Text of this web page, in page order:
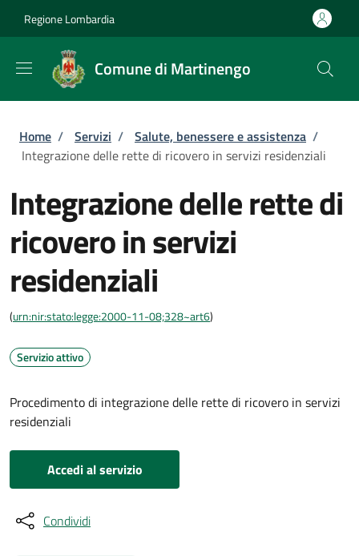
Regione Lombardia
Comune di Martinengo
Briciole di pane
Home / Servizi / Salute, benessere e assistenza /
Integrazione delle rette di ricovero in servizi residenziali
Integrazione delle rette di
ricovero in servizi
residenziali
(urn:nir:stato:legge:2000-11-08;328~art6)
Servizio attivo
Procedimento di integrazione delle rette di ricovero in servizi
residenziali
Accedi al servizio
Condividi